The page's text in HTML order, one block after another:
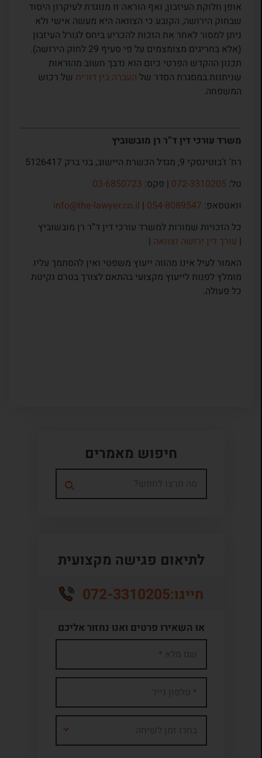
אופן חלוקת העיזבון, ואף הוראה זו מנוגדת לעיקרון היסוד
שבחוק הירושה, הקובע כי הצוואה היא מעשה אישי ולא
ניתן למסור לאחר את הזכות להכריע ביחס לגורל העיזבון
(אלא בחריגים מצומצמים על פי סעיף 29 לחוק הירושה).
תכנון ההקדש הפרטי כיום הוא נדבך חשוב מהוראות
שניתנות במסגרת הסדר של העברה בין דוריתשל רכוש
המשפחה.
משרד עורכי דין ד”ר רן מובשוביץ
רח’ ז’בוטינסקי 9, מגדל הכשרת היישוב, בני ברק 5126417
טל: 072-3310205| פקס: 03-6850723
וואטסאפ: 054-8089547
|
info@the-lawyer.co.il
כל הזכויות שמורות למשרד עורכי דין ד”ר רן מובשוביץ
| עורך דין ירושה וצוואה|
האמור לעיל אינו מהווה ייעוץ משפטי ואין להסתמך עליו.
מומלץ לפנות לייעוץ מקצועי בהתאם לצורך בטרם נקיטת
כל פעולה.
חיפוש מאמרים
לתיאום פגישה מקצועית
חייגו:072-3310205
או השאירו פרטים ואנו נחזור אליכם